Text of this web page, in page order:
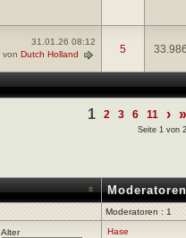
31.01.26 08:12
von Dutch Holland 5
1 2 3 6 11 › »
Seite 1 von
Moderatoren
Moderatoren : 1
Alter Hase